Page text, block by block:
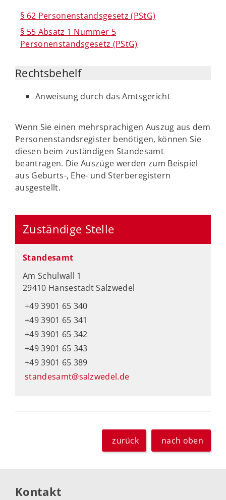
§ 62 Personenstandsgesetz (PStG)
§ 55 Absatz 1 Nummer 5
Personenstandsgesetz (PStG)
Rechtsbehelf
Anweisung durch das Amtsgericht
Wenn Sie einen mehrsprachigen Auszug aus dem
Personenstandsregister benötigen, können Sie
diesen beim zuständigen Standesamt
beantragen. Die Auszüge werden zum Beispiel
aus Geburts-, Ehe- und Sterberegistern
ausgestellt.
Zuständige Stelle
Standesamt
Am Schulwall 1
29410 Hansestadt Salzwedel
+49 3901 65 340
+49 3901 65 341
+49 3901 65 342
+49 3901 65 343
+49 3901 65 389
standesamt@salzwedel.de
zurück nach oben
Kontakt